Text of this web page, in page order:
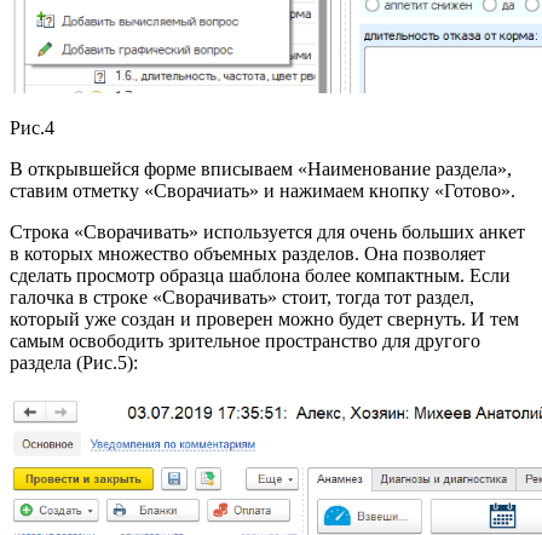
Рис.4
В открывшейся форме вписываем «Наименование раздела»,
ставим отметку «Сворачиать» и нажимаем кнопку «Готово».
Строка «Сворачивать» используется для очень больших анкет
в которых множество объемных разделов. Она позволяет
сделать просмотр образца шаблона более компактным. Если
галочка в строке «Сворачивать» стоит, тогда тот раздел,
который уже создан и проверен можно будет свернуть. И тем
самым освободить зрительное пространство для другого
раздела (Рис.5):